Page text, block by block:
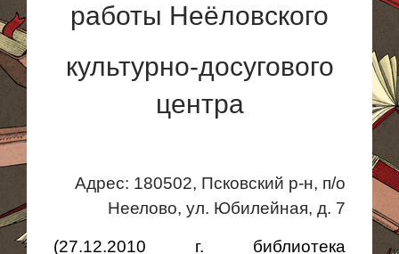
работы Неёловского
культурно-досугового
центра
Адрес: 180502, Псковский р-н, п/о
Неелово, ул. Юбилейная, д. 7
(27.12.2010 г. библиотека